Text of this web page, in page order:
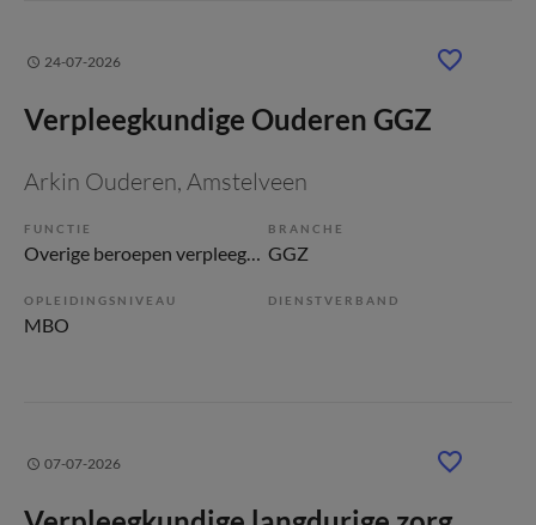
24-07-2026
Verpleegkundige Ouderen GGZ
Arkin Ouderen, Amstelveen
FUNCTIE
Overige beroepen verpleegkunde
BRANCHE
GGZ
OPLEIDINGSNIVEAU
MBO
DIENSTVERBAND
07-07-2026